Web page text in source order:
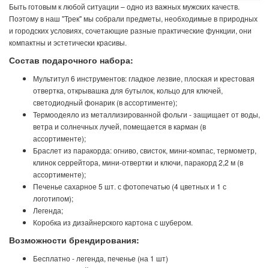
Быть готовым к любой ситуации – одно из важных мужских качеств.
Поэтому в наш "Трек" мы собрали предметы, необходимые в природных
и городских условиях, сочетающие разные практические функции, они
компактны и эстетически красивы.
Состав подарочного набора:
Мультитул 6 инструментов: гладкое лезвие, плоская и крестовая
отвертка, открывашка для бутылок, кольцо для ключей,
светодиодный фонарик (в ассортименте);
Термоодеяло из металлизированной фольги - защищает от воды,
ветра и солнечных лучей, помещается в карман (в
ассортименте);
Браслет из паракорда: огниво, свисток, мини-компас, термометр,
клинок серрейтора, мини-отвертки и ключи, паракорд 2,2 м (в
ассортименте);
Печенье сахарное 5 шт. с фотопечатью (4 цветных и 1 с
логотипом);
Легенда;
Коробка из дизайнерского картона с шубером.
Возможности брендирования:
Бесплатно - легенда, печенье (на 1 шт)